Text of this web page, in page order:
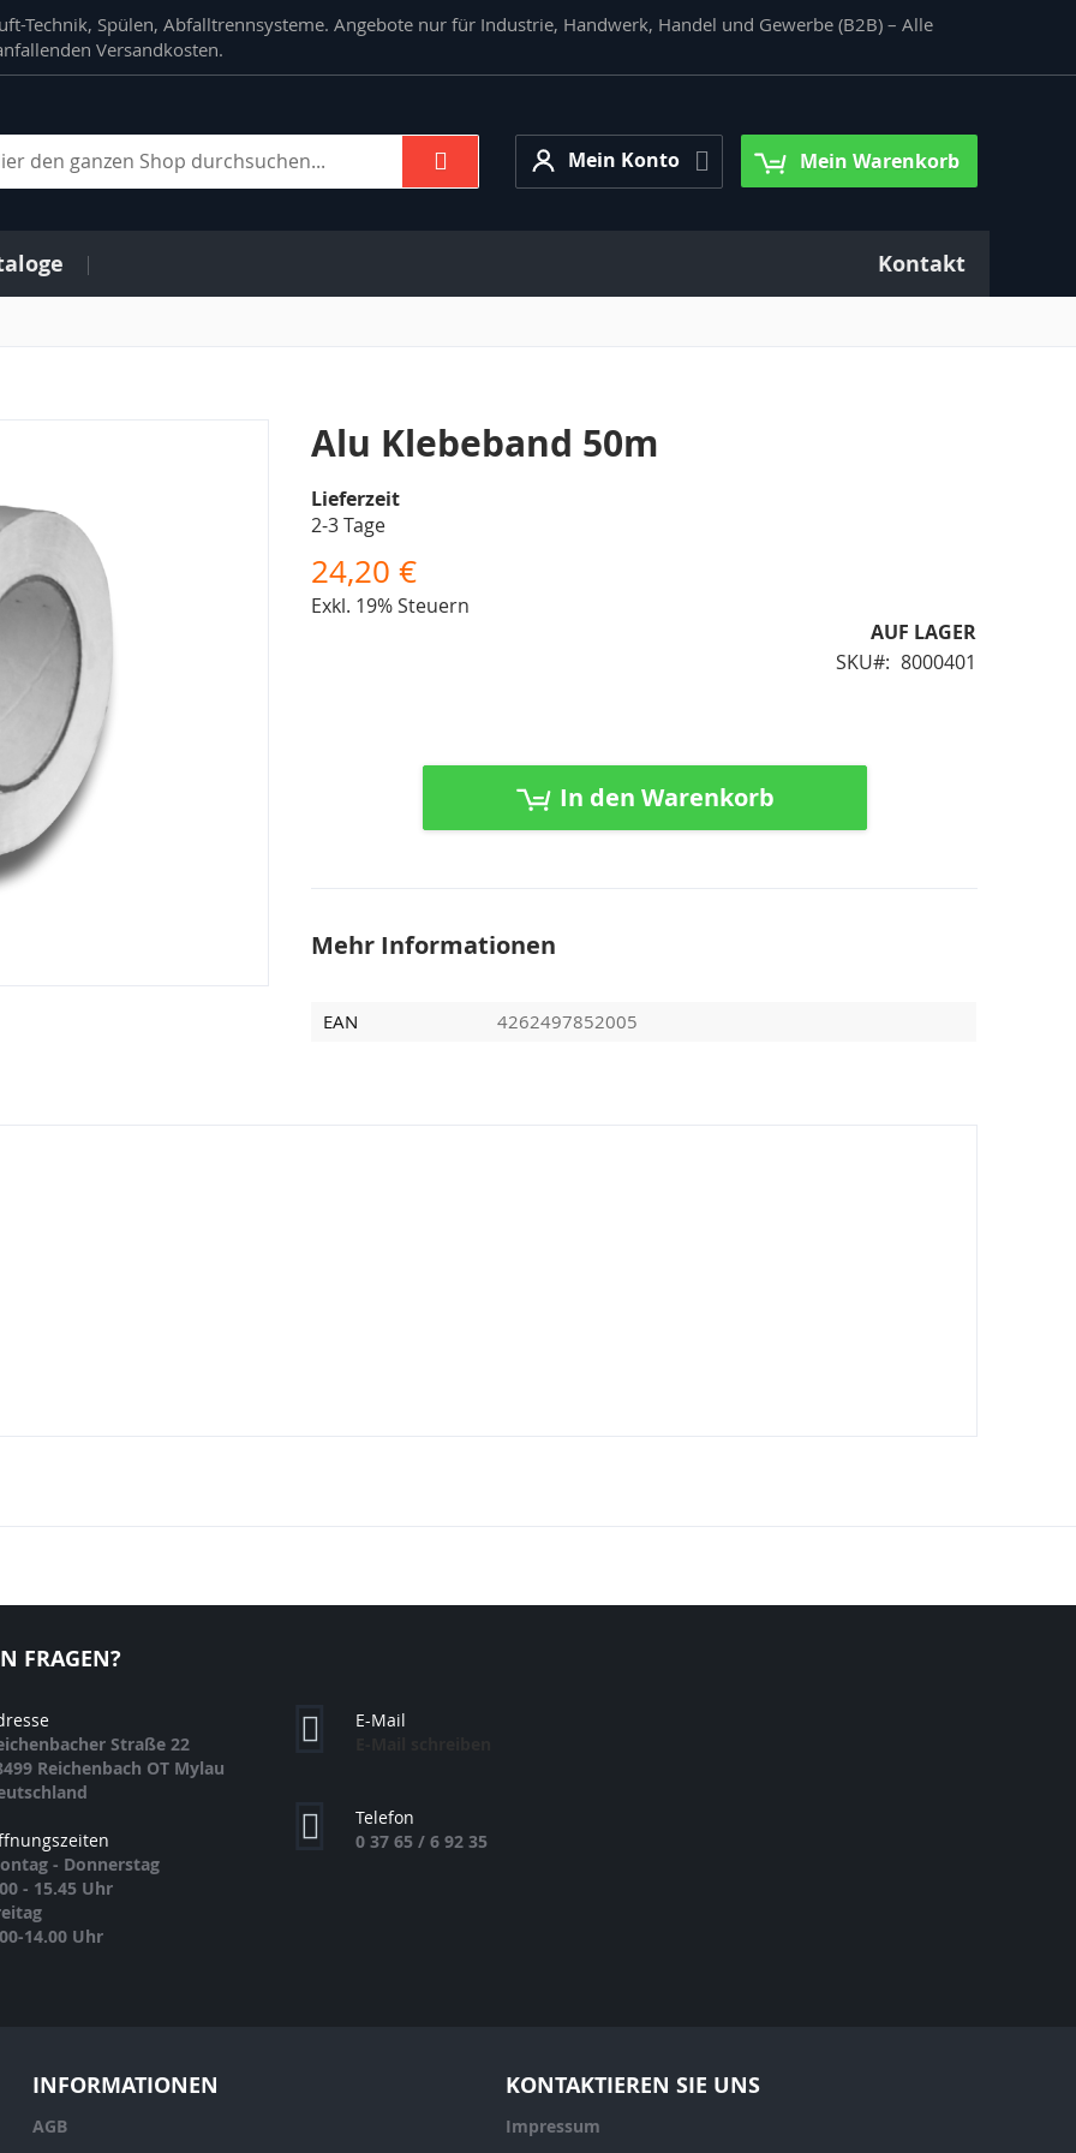
Technik, Spülen, Abfalltrennsysteme. Angebote nur für Industrie, Handwerk, Handel und Gewerbe (B2B) – Alle
Versandkosten.
Mein Warenkorb
Mein
Konto
Mein Konto
Kontakt
Alu Klebeband 50m
Lieferzeit
2-3 Tage
24,20 €
Exkl. 19% Steuern
AUF LAGER
SKU
8000401
In den Warenkorb
Mehr Informationen
EAN 4262497852005
FRAGEN?
Straße 22
Reichenbach OT Mylau
- Donnerstag
- 15.45 Uhr
14.00 Uhr
E-Mail
Telefon
0 37 65 / 6 92 35
INFORMATIONEN
AGB
KONTAKTIEREN SIE UNS
Impressum